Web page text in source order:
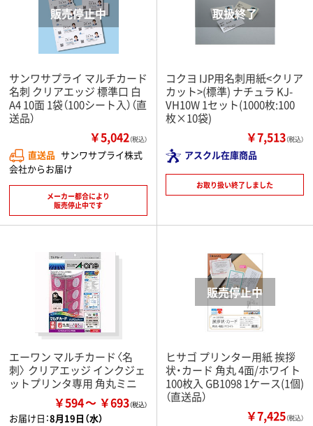
サンワサプライ マルチカード
名刺 クリアエッジ 標準口 白
A4 10面 1袋（100シート入）（直
送品）
￥5,042（税込）
直送品 サンワサプライ株式
会社からお届け
メーカー都合により
販売停止中です
コクヨ IJP用名刺用紙<クリア
カット>(標準) ナチュラ KJ-
VH10W 1セット(1000枚:100
枚×10袋)
￥7,513（税込）
アスクル在庫商品
お取り扱い終了しました
エーワン マルチカード〈名
刺〉 クリアエッジ インクジェ
ットプリンタ専用 角丸ミニ
￥594 ￥693
お届け日：8月19日（水）
ヒサゴ プリンター用紙 挨拶
状・カード 角丸 4面/ホワイト
100枚入 GB1098 1ケース(1個)
（直送品）
￥7,425（税込）